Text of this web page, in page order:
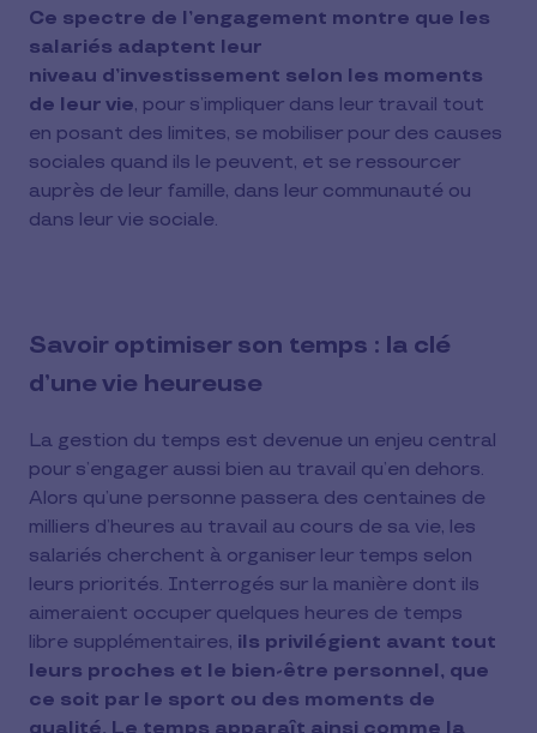
Ce spectre de l’engagement montre que les
salariés adaptent leur
niveau d’investissement selon les moments
de leur vie, pour s’impliquer dans leur travail tout
en posant des limites, se mobiliser pour des causes
sociales quand ils le peuvent, et se ressourcer
auprès de leur famille, dans leur communauté ou
dans leur vie sociale.
Savoir optimiser son temps : la clé
d’une vie heureuse
La gestion du temps est devenue un enjeu central
pour s’engager aussi bien au travail qu’en dehors.
Alors qu’une personne passera des centaines de
milliers d’heures au travail au cours de sa vie, les
salariés cherchent à organiser leur temps selon
leurs priorités. Interrogés sur la manière dont ils
aimeraient occuper quelques heures de temps
libre supplémentaires, ils privilégient avant tout
leurs proches et le bien-être personnel, que
ce soit par le sport ou des moments de